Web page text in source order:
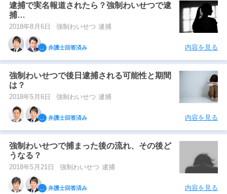
逮捕で実名報道されたら？強制わいせつで逮
捕…
2018年8月6日 強制わいせつ 逮捕
弁護士回答済み 内容を見る
強制わいせつで後日逮捕される可能性と期間
は？
2018年5月6日 強制わいせつ 逮捕
弁護士回答済み 内容を見る
強制わいせつで捕まった後の流れ、その後ど
うなる？
2018年5月21日 強制わいせつ 逮捕
弁護士回答済み 内容を見る